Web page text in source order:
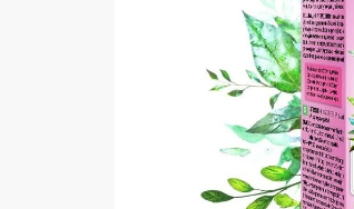
0,0
csillag.